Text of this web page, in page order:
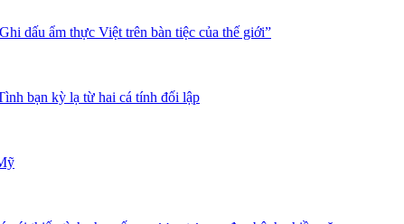
dấu ẩm thực Việt trên bàn tiệc của thế giới”
bạn kỳ lạ từ hai cá tính đối lập